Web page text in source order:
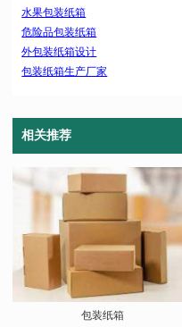
水果包装纸箱
危险品包装纸箱
外包装纸箱设计
包装纸箱生产厂家
相关推荐
包装纸箱